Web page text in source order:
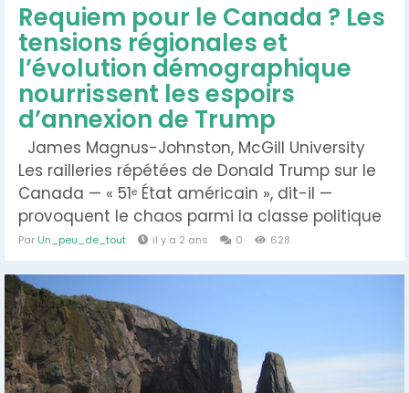
Requiem pour le Canada ? Les
tensions régionales et
l’évolution démographique
nourrissent les espoirs
d’annexion de Trump
James Magnus-Johnston, McGill University
Les railleries répétées de Donald Trump sur le
Canada — « 51ᵉ État américain », dit-il —
provoquent le chaos parmi la classe politique
canadienne. En témoignent les dernières
Doug Ford à l’endroit de son homologue
albertaine, Danielle Smith, après sa visite chez
le président...
Par Un_peu_de_tout il y a 2 ans 0 628